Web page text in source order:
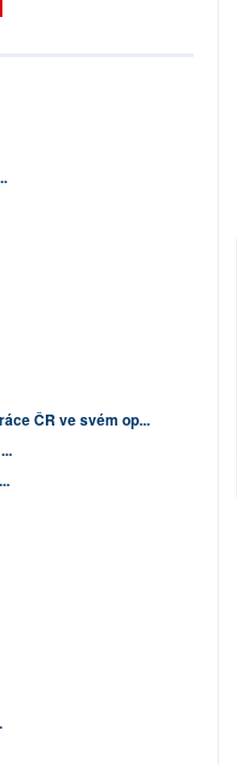
ČR ve svém op...